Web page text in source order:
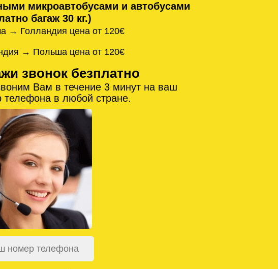
микроавтобусами и автобусами
багаж 30 кг.)
→ Голландия цена от 120€
→ Польша цена от 120€
звонок безплатно
Вам в течение 3 минут на ваш
телефона в любой стране.